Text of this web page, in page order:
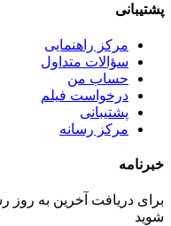
پشتیبانی
مرکز راهنمایی
سؤالات متداول
حساب من
درخواست فیلم
پشتیبانی
مرکز رسانه
خبرنامه
برای دریافت آخرین به روز
شوید